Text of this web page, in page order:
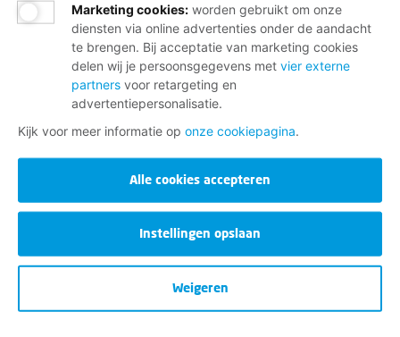
Marketing cookies: worden gebruikt om onze
diensten via online advertenties onder de aandacht
te brengen. Bij acceptatie van marketing cookies
delen wij je persoonsgegevens met vier externe
partners voor retargeting en
advertentiepersonalisatie.
Kijk voor meer informatie op onze cookiepagina.
Alle cookies accepteren
Instellingen opslaan
Weigeren